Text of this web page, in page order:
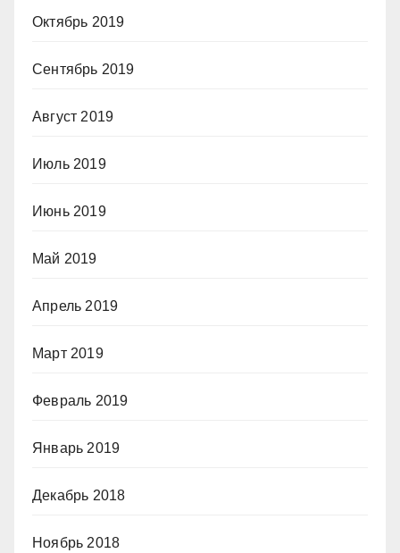
Октябрь 2019
Сентябрь 2019
Август 2019
Июль 2019
Июнь 2019
Май 2019
Апрель 2019
Март 2019
Февраль 2019
Январь 2019
Декабрь 2018
Ноябрь 2018